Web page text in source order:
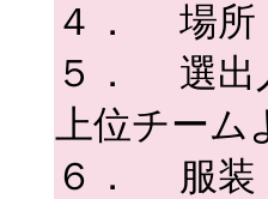
４． 場所
５． 選出
上位チーム
６． 服装